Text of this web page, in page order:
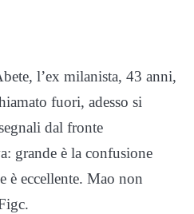
l’ex milanista, 43 anni,
fuori, adesso si
dal fronte
grande è la confusione
è eccellente. Mao non